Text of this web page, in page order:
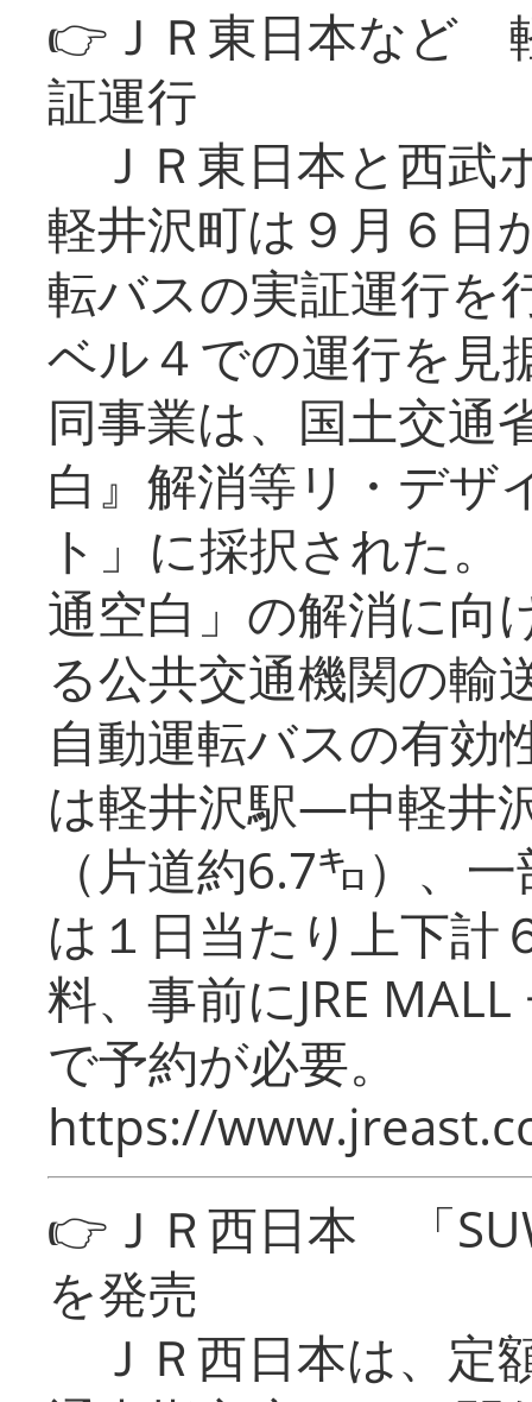
👉ＪＲ東日本など
証運行
ＪＲ東日本と西武
軽井沢町は９月６日
転バスの実証運行を
ベル４での運行を見
同事業は、国土交通
白』解消等リ・デザ
ト」に採択された
通空白」の解消に向
る公共交通機関の輸
自動運転バスの有効
は軽井沢駅―中軽井
（片道約6.7㌔）、
は１日当たり上下計
料、事前にJRE
で予約が必要。
https://
👉ＪＲ西日本 「
を発売
ＪＲ西日本は、定